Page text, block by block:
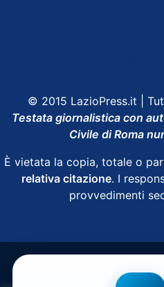
© 2015 LazioPress.it |
Testata giornalistica con
Civile di Roma
È vietata la copia, totale o
relativa citazione. I
provvedimenti